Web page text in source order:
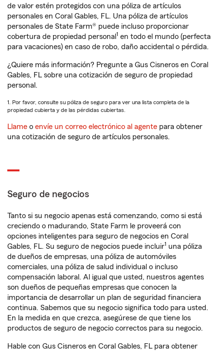
de valor estén protegidos con una póliza de artículos
personales en Coral Gables, FL. Una póliza de artículos
personales de State Farm® puede incluso proporcionar
cobertura de propiedad personal 1 en todo el mundo (perfecta
para vacaciones) en caso de robo, daño accidental o pérdida.
¿Quiere más información? Pregunte a Gus Cisneros en Coral
Gables, FL sobre una cotización de seguro de propiedad
personal.
1. Por favor, consulte su póliza de seguro para ver una lista completa de la
propiedad cubierta y de las pérdidas cubiertas.
Llame o envíe un correo electrónico al agente para obtener
una cotización de seguro de artículos personales.
Seguro de negocios
Tanto si su negocio apenas está comenzando, como si está
creciendo o madurando, State Farm le proveerá con
opciones inteligentes para seguro de negocios en Coral
Gables, FL. Su seguro de negocios puede incluir1 una póliza
de dueños de empresas, una póliza de automóviles
comerciales, una póliza de salud individual o incluso
compensación laboral. Al igual que usted, nuestros agentes
son dueños de pequeñas empresas que conocen la
importancia de desarrollar un plan de seguridad financiera
continua. Sabemos que su negocio significa todo para usted.
En la medida en que crezca, asegúrese de que tiene los
productos de seguro de negocio correctos para su negocio.
Hable con Gus Cisneros en Coral Gables, FL para obtener